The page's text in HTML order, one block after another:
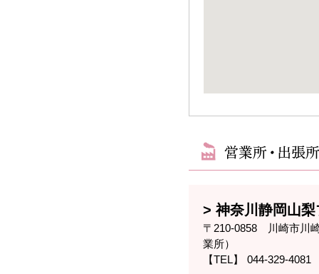
神奈川静岡山
〒210-0858 川崎市川
業所）
044-329-4081